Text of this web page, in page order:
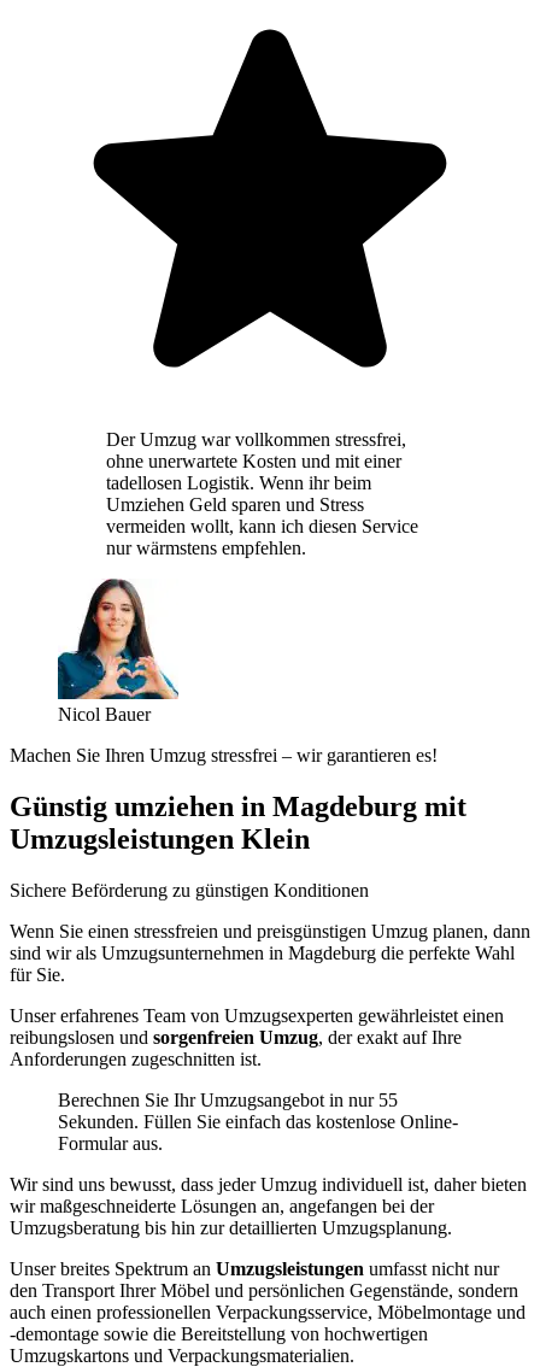
Der Umzug war vollkommen stressfrei,
ohne unerwartete Kosten und mit einer
tadellosen Logistik. Wenn ihr beim
Umziehen Geld sparen und Stress
vermeiden wollt, kann ich diesen Service
nur wärmstens empfehlen.
Nicol Bauer
Machen Sie Ihren Umzug stressfrei – wir garantieren es!
Günstig umziehen in Magdeburg mit
Umzugsleistungen Klein
Sichere Beförderung zu günstigen Konditionen
Wenn Sie einen stressfreien und preisgünstigen Umzug planen, dann
sind wir als Umzugsunternehmen in Magdeburg die perfekte Wahl
für Sie.
Unser erfahrenes Team von Umzugsexperten gewährleistet einen
reibungslosen und sorgenfreien Umzug, der exakt auf Ihre
Anforderungen zugeschnitten ist.
Berechnen Sie Ihr Umzugsangebot in nur 55
Sekunden. Füllen Sie einfach das kostenlose Online-
Formular aus.
Wir sind uns bewusst, dass jeder Umzug individuell ist, daher bieten
wir maßgeschneiderte Lösungen an, angefangen bei der
Umzugsberatung bis hin zur detaillierten Umzugsplanung.
Unser breites Spektrum an Umzugsleistungen umfasst nicht nur
den Transport Ihrer Möbel und persönlichen Gegenstände, sondern
auch einen professionellen Verpackungsservice, Möbelmontage und
-demontage sowie die Bereitstellung von hochwertigen
Umzugskartons und Verpackungsmaterialien.